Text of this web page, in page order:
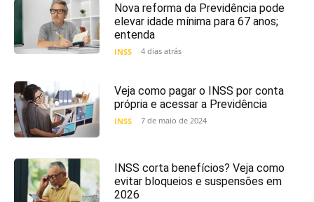
Nova reforma da Previdência pode
elevar idade mínima para 67 anos;
entenda
INSS 4 dias atrás
Veja como pagar o INSS por conta
própria e acessar a Previdência
INSS 7 de maio de 2024
INSS corta benefícios? Veja como
evitar bloqueios e suspensões em
2026